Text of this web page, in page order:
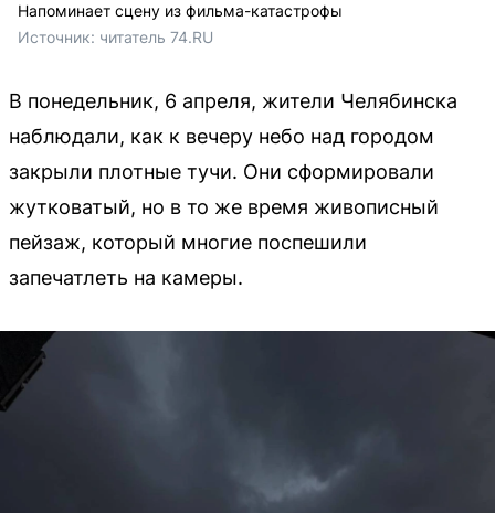
Напоминает сцену из фильма-катастрофы
Источник: читатель 74.RU
В понедельник, 6 апреля, жители Челябинска
наблюдали, как к вечеру небо над городом
закрыли плотные тучи. Они сформировали
жутковатый, но в то же время живописный
пейзаж, который многие поспешили
запечатлеть на камеры.